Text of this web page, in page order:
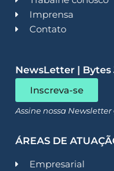
Imprensa
Contato
NewsLetter | Bytes
Inscreva-se
Assine nossa Newsletter
ÁREAS DE
Empresarial